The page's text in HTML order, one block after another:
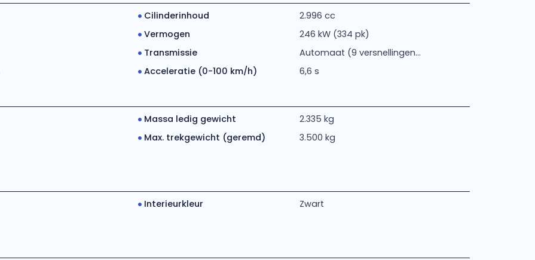
Cilinderinhoud
2.996 cc
Vermogen
246 kW (334 pk)
Transmissie
Automaat (9 versnellingen...
Acceleratie (0-100 km/h) 6,6 s
Massa ledig gewicht
2.335 kg
Max. trekgewicht (geremd)
3.500 kg
Interieurkleur
Zwart